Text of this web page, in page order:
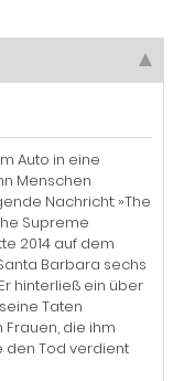
Auto in eine
Menschen
Nachricht: »The
Supreme
2014 auf dem
Barbara sechs
hinterließ ein über
Taten
die ihm
den Tod verdient